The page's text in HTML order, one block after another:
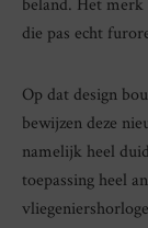
beland. Het
die pas echt
Op dat design
bewijzen deze
namelijk heel
toepassing heel